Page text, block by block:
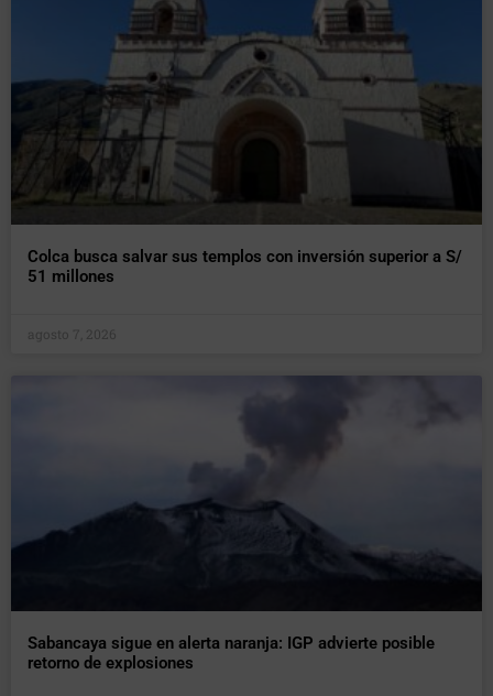
Colca busca salvar sus templos con inversión superior a S/
51 millones
agosto 7, 2026
Sabancaya sigue en alerta naranja: IGP advierte posible
retorno de explosiones